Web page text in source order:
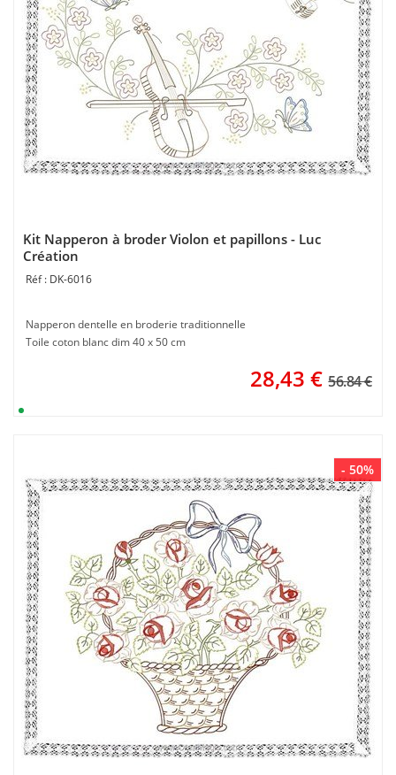
Kit Napperon à broder Violon et papillons - Luc
Création
DK-6016
Napperon dentelle en broderie traditionnelle
Toile coton blanc dim 40 x 50 cm
28,43 € 56.84 €
- 50%